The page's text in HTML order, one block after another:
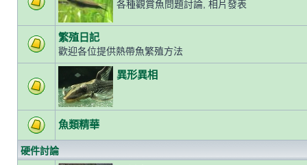
各種觀賞魚問題討論, 相片發表
繁殖日記
歡迎各位提供熱帶魚繁殖方法
異形異相
魚類精華
硬件討論